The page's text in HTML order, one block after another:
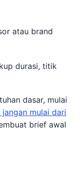
atau brand
durasi, titik
dasar, mulai
mulai dari
brief awal